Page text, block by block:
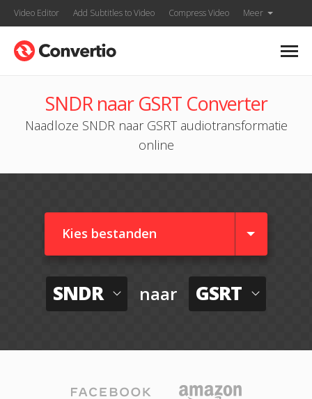
Video Editor Add Subtitles to Video Compress Video Meer
SNDR naar GSRT Converter
Naadloze SNDR naar GSRT audiotransformatie
online
Kies bestanden
SNDR naar GSRT